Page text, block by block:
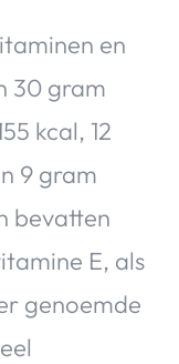
en
30 gram
kcal, 12
9 gram
bevatten
E, als
genoemde